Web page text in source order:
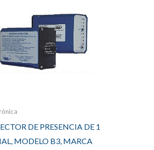
DE PRESENCIA DE 1
MODELO B3, MARCA